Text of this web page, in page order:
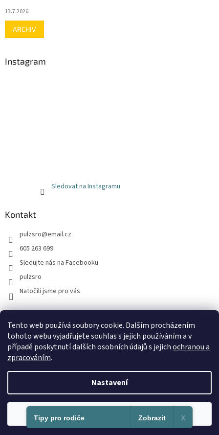
Tento web používá soubory cookie. Dalším procházením
tohoto webu vyjadřujete souhlas s jejich používáním a v
případě poskytnutí dalších osobních údajů s jejichochranou a
zpracováním.
Nastavení
13.7.2026
ARCHIV
Instagram
Sledovat na Instagramu
Kontakt
pulzsro@email.cz
605 263 699
Sledujte nás na Facebooku
pulzsro
Natočili jsme pro vás
Facebook Instagram Youtube Hodnocení zákazníků
Vytvořil Shoptet
Copyright 2026PULZ s.r.o. . Všechna práva vyhrazena.
Tipy pro rodiče Zobrazit X